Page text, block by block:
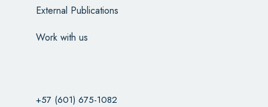
External Publications
Work with us
+57 (601) 675-1082